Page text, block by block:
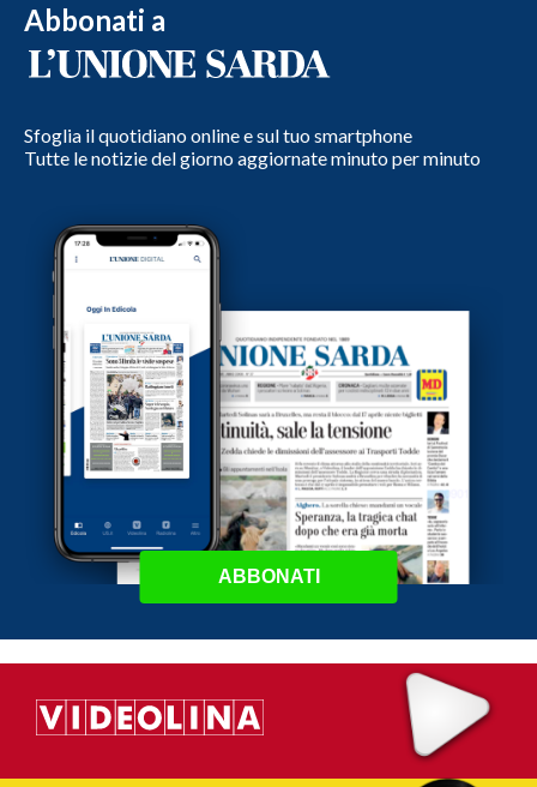
Abbonati a
Sfoglia il quotidiano online e sul tuo smartphone
Tutte le notizie del giorno aggiornate minuto per minuto
ABBONATI